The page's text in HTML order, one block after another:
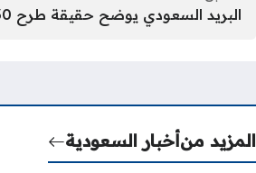
البريد السعودي يوضح حقيقة طرح 30% منه للاكتتاب العام
المزيد منأخبار السعودية